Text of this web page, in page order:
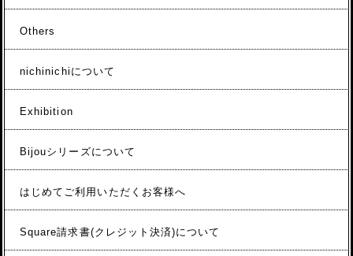
Others
nichinichiについて
Exhibition
Bijouシリーズについて
はじめてご利用いただくお客様へ
Square請求書(クレジット決済)について